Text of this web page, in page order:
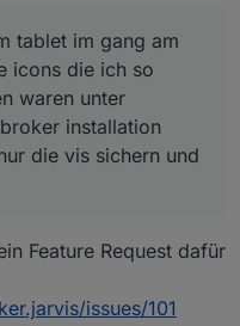
icons?
waren unter
iobroker installation
ich nur die vis sichern und
tablet im gang am
icons die ich so
waren unter
installation
die vis sichern und
Feature Request dafür
issues/101